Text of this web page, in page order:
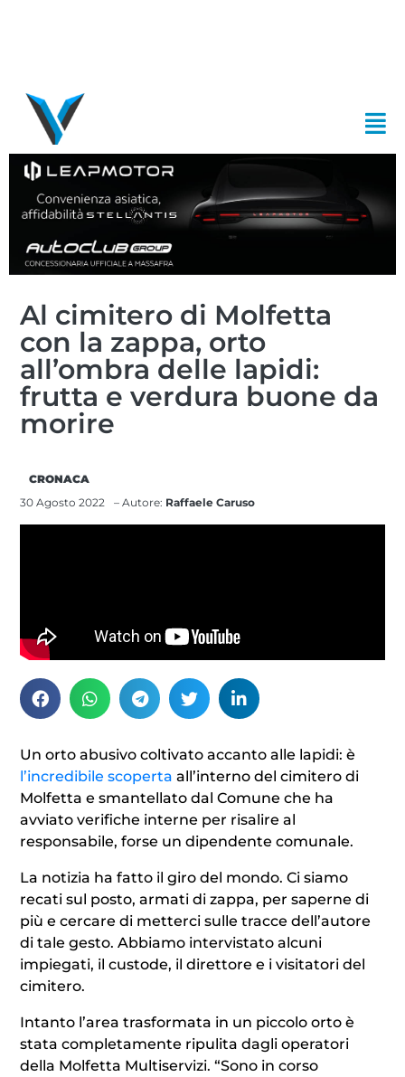
Al cimitero di Molfetta
con la zappa, orto
all’ombra delle lapidi:
frutta e verdura buone da
morire
CRONACA
30 Agosto 2022
– Autore: Raffaele Caruso
Un orto abusivo coltivato accanto alle lapidi: è
l’incredibile scoperta all’interno del cimitero di
Molfetta e smantellato dal Comune che ha
avviato verifiche interne per risalire al
responsabile, forse un dipendente comunale.
La notizia ha fatto il giro del mondo. Ci siamo
recati sul posto, armati di zappa, per saperne di
più e cercare di metterci sulle tracce dell’autore
di tale gesto. Abbiamo intervistato alcuni
impiegati, il custode, il direttore e i visitatori del
cimitero.
Intanto l’area trasformata in un piccolo orto è
stata completamente ripulita dagli operatori
della Molfetta Multiservizi. “Sono in corso